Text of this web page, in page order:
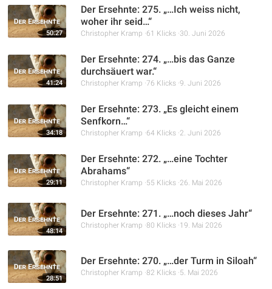
50:27
Der Ersehnte: 275. „…Ich weiss nicht,
woher ihr seid…“
Christopher Kramp 61 Klicks 30. Juni 2026
41:24
Der Ersehnte: 274. „…bis das Ganze
durchsäuert war.“
Christopher Kramp 76 Klicks 9. Juni 2026
34:18
Der Ersehnte: 273. „Es gleicht einem
Senfkorn…“
Christopher Kramp 64 Klicks 2. Juni 2026
29:11
Der Ersehnte: 272. „…eine Tochter
Abrahams“
Christopher Kramp 55 Klicks 26. Mai 2026
48:14
Der Ersehnte: 271. „…noch dieses Jahr“
Christopher Kramp 80 Klicks 19. Mai 2026
28:51
Der Ersehnte: 270. „…der Turm in Siloah“
Christopher Kramp 82 Klicks 5. Mai 2026